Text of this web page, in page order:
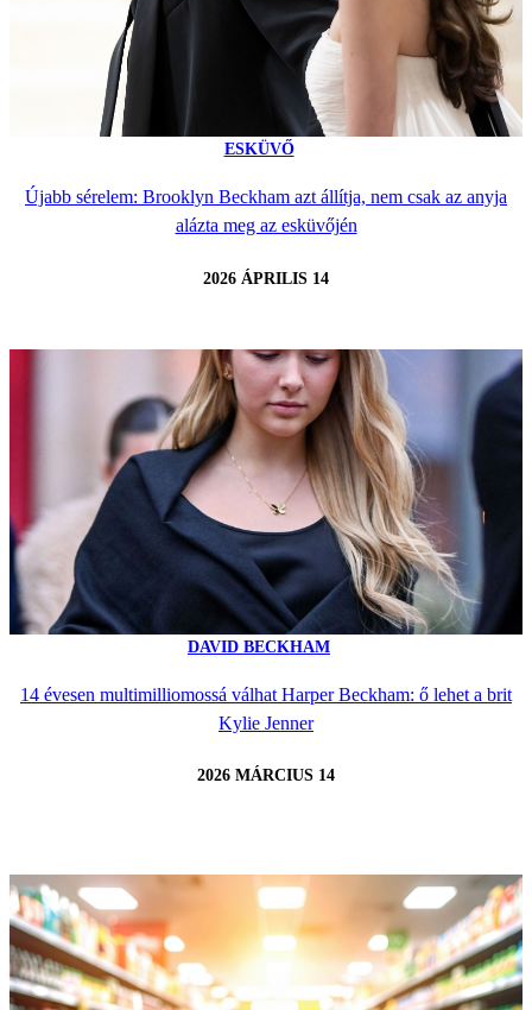
ESKÜVŐ
Újabb sérelem: Brooklyn Beckham azt állítja, nem csak az anyja
alázta meg az esküvőjén
2026 ÁPRILIS 14
DAVID BECKHAM
14 évesen multimilliomossá válhat Harper Beckham: ő lehet a brit
Kylie Jenner
2026 MÁRCIUS 14